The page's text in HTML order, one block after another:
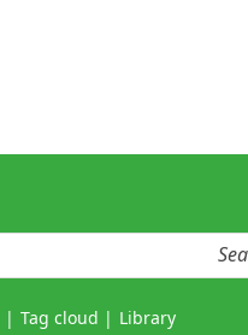
Tag cloud Library